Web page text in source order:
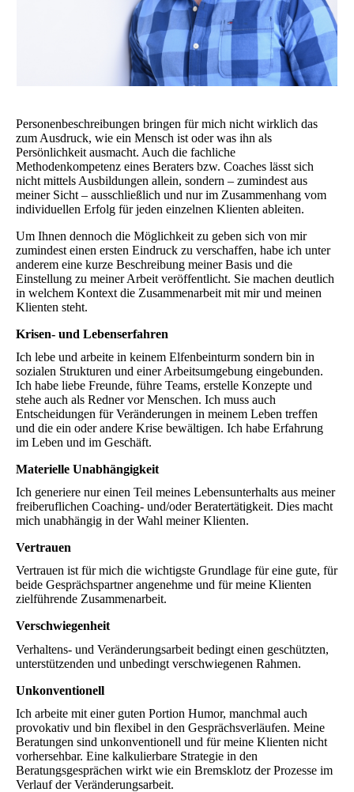
Personenbeschreibungen bringen für mich nicht wirklich das
zum Ausdruck, wie ein Mensch ist oder was ihn als
Persönlichkeit ausmacht. Auch die fachliche
Methodenkompetenz eines Beraters bzw. Coaches lässt sich
nicht mittels Ausbildungen allein, sondern – zumindest aus
meiner Sicht – ausschließlich und nur im Zusammenhang vom
individuellen Erfolg für jeden einzelnen Klienten ableiten.
Um Ihnen dennoch die Möglichkeit zu geben sich von mir
zumindest einen ersten Eindruck zu verschaffen, habe ich unter
anderem eine kurze Beschreibung meiner Basis und die
Einstellung zu meiner Arbeit veröffentlicht. Sie machen deutlich
in welchem Kontext die Zusammenarbeit mit mir und meinen
Klienten steht.
Krisen- und Lebenserfahren
Ich lebe und arbeite in keinem Elfenbeinturm sondern bin in
sozialen Strukturen und einer Arbeitsumgebung eingebunden.
Ich habe liebe Freunde, führe Teams, erstelle Konzepte und
stehe auch als Redner vor Menschen. Ich muss auch
Entscheidungen für Veränderungen in meinem Leben treffen
und die ein oder andere Krise bewältigen. Ich habe Erfahrung
im Leben und im Geschäft.
Materielle Unabhängigkeit
Ich generiere nur einen Teil meines Lebensunterhalts aus meiner
freiberuflichen Coaching- und/oder Beratertätigkeit. Dies macht
mich unabhängig in der Wahl meiner Klienten.
Vertrauen
Vertrauen ist für mich die wichtigste Grundlage für eine gute, für
beide Gesprächspartner angenehme und für meine Klienten
zielführende Zusammenarbeit.
Verschwiegenheit
Verhaltens- und Veränderungsarbeit bedingt einen geschützten,
unterstützenden und unbedingt verschwiegenen Rahmen.
Unkonventionell
Ich arbeite mit einer guten Portion Humor, manchmal auch
provokativ und bin flexibel in den Gesprächsverläufen. Meine
Beratungen sind unkonventionell und für meine Klienten nicht
vorhersehbar. Eine kalkulierbare Strategie in den
Beratungsgesprächen wirkt wie ein Bremsklotz der Prozesse im
Verlauf der Veränderungsarbeit.